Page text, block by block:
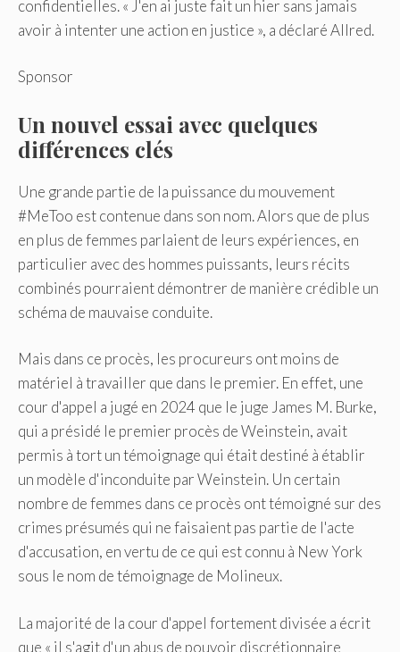
confidentielles. « J'en ai juste fait un hier sans jamais
avoir à intenter une action en justice », a déclaré Allred.
Sponsor
Un nouvel essai avec quelques
différences clés
Une grande partie de la puissance du mouvement
#MeToo est contenue dans son nom. Alors que de plus
en plus de femmes parlaient de leurs expériences, en
particulier avec des hommes puissants, leurs récits
combinés pourraient démontrer de manière crédible un
schéma de mauvaise conduite.
Mais dans ce procès, les procureurs ont moins de
matériel à travailler que dans le premier. En effet, une
cour d'appel a jugé en 2024 que le juge James M. Burke,
qui a présidé le premier procès de Weinstein, avait
permis à tort un témoignage qui était destiné à établir
un modèle d'inconduite par Weinstein. Un certain
nombre de femmes dans ce procès ont témoigné sur des
crimes présumés qui ne faisaient pas partie de l'acte
d'accusation, en vertu de ce qui est connu à New York
sous le nom de témoignage de Molineux.
La majorité de la cour d'appel fortement divisée a écrit
que « il s'agit d'un abus de pouvoir discrétionnaire